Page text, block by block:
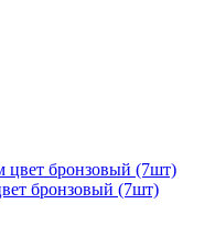
бронзовый (7шт)